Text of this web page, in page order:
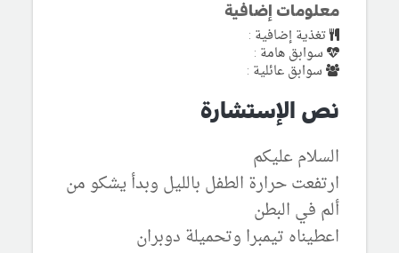
معلومات إضافية
تغذية إضافية :
سوابق هامة :
سوابق عائلية :
نص الإستشارة
السلام عليكم
ارتفعت حرارة الطفل بالليل وبدأ يشكو من
ألم في البطن
اعطيناه تيمبرا وتحميلة دوبران